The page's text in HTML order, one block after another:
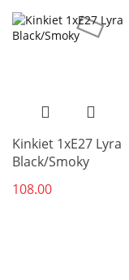
Kinkiet 1xE27 Lyra
Black/Smoky
108.00